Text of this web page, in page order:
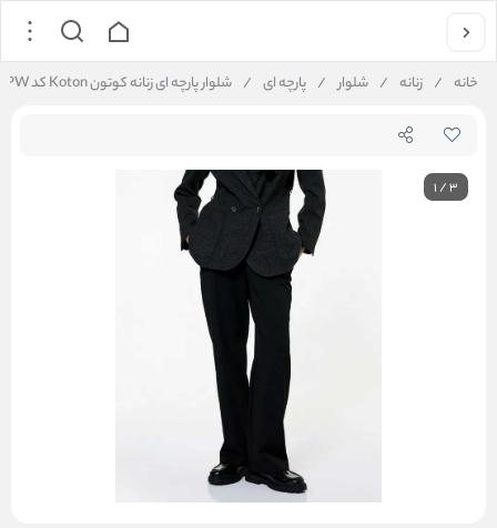
خانه / زنانه / شلوار / پارچه ای / شلوار پارچه ای زنانه کوتون Koton کد 6WAK40023PW
1/3